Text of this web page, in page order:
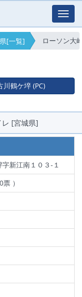
[一覧] ローソン大
鶴ケ埣 (PC)
レ [宮城県]
新江南１０３‐１
）